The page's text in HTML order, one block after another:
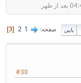
پایین صفحه 1
2
3
#30